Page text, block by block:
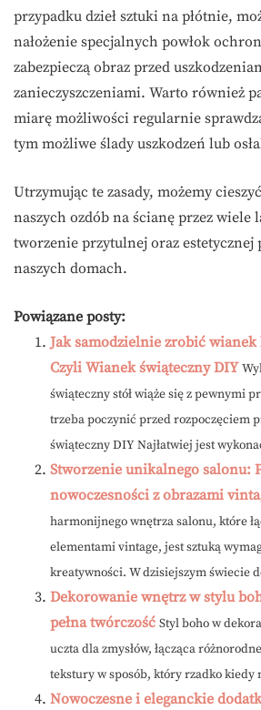
przypadku dzieł sztuki na płótnie,
nałożenie specjalnych powłok
zabezpieczą obraz przed
zanieczyszczeniami. Warto również
miarę możliwości regularnie
tym możliwe ślady uszkodzeń lub
Utrzymując te zasady, możemy
naszych ozdób na ścianę przez wiele
tworzenie przytulnej oraz estetycznej
naszych domach.
Powiązane posty:
Jak samodzielnie zrobić
Czyli Wianek świąteczny DIY
świąteczny stół wiąże się z pewnymi
trzeba poczynić przed rozpoczęciem
świąteczny DIY Najłatwiej jest
Stworzenie unikalnego salonu:
nowoczesności z obrazami
harmonijnego wnętrza salonu, które
elementami vintage, jest sztuką
kreatywności. W dzisiejszym świecie
Dekorowanie wnętrz w stylu
pełna twórczość Styl boho w
uczta dla zmysłów, łącząca
tekstury w sposób, który rzadko kiedy
Nowoczesne i eleganckie